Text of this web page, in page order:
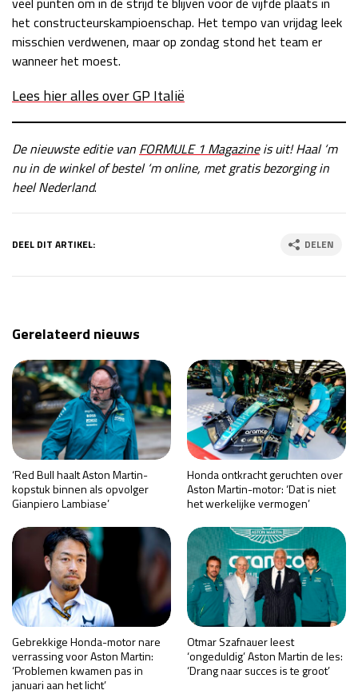
het constructeurskampioenschap. Het tempo van vrijdag leek
misschien verdwenen, maar op zondag stond het team er
wanneer het moest.
Lees hier alles over GP Italië
De nieuwste editie van FORMULE 1 Magazineis uit! Haal ‘m
nu in de winkel of bestel ‘m online, met gratis bezorging in
heel Nederland.
DEEL DIT ARTIKEL: DELEN
Gerelateerd nieuws
‘Red Bull haalt Aston Martin-
kopstuk binnen als opvolger
Gianpiero Lambiase’
Honda ontkracht geruchten over
Aston Martin-motor: ‘Dat is niet
het werkelijke vermogen’
Gebrekkige Honda-motor nare
verrassing voor Aston Martin:
‘Problemen kwamen pas in
januari aan het licht’
Otmar Szafnauer leest
‘ongeduldig’ Aston Martin de les:
‘Drang naar succes is te groot’